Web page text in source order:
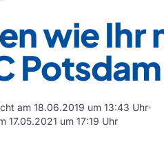
wie Ihr
am 18.06.2019 um 13:43 Uhr
17.05.2021 um 17:19 Uhr